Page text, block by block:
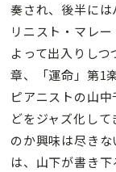
奏され、後半に
リニスト・マレ
よって出入りし
章、「運命」第1
ピアニストの山
どをジャズ化し
のか興味は尽き
は、山下が書き下